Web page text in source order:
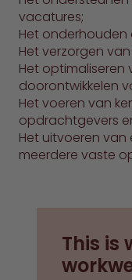
vacatures;
Het
Het verzorgen
Het optimaliseren
doorontwikkelen
Het voeren van
opdrachtgevers
Het uitvoeren van
meerdere vaste
This is